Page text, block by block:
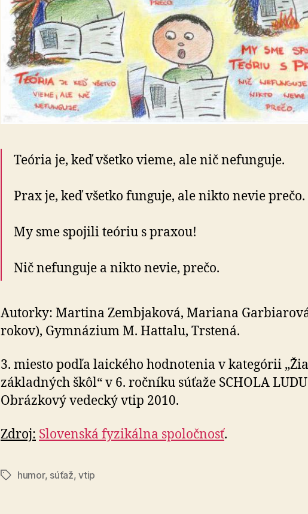
Teória je, keď všetko vieme, ale nič nefunguje.
Prax je, keď všetko funguje, ale nikto nevie prečo.
My sme spojili teóriu s praxou!
Nič nefunguje a nikto nevie, prečo.
Autorky: Martina Zembjaková, Mariana
rokov), Gymnázium M. Hattalu, Trstená.
3. miesto podľa laického hodnotenia v kategórii
základných škôl“ v 6. ročníku súťaže SCHOLA
Obrázkový vedecký vtip 2010.
Zdroj: Slovenská fyzikálna spoločnosť.
Značkyhumor, súťaž,vtip